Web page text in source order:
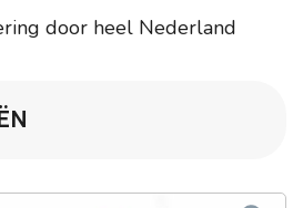
door heel Nederland